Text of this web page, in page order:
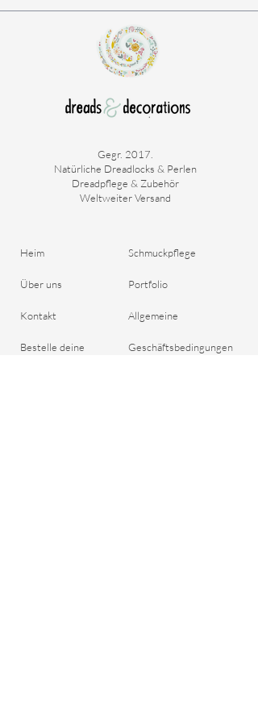
Verzierungen in 5 Farben an.
Haben Sie eine bestimmte Perle auf unserer
Website gesehen? Senden Sie uns eine E-Mail
Wir haben keine Warteliste für Clip-in-
Diese können daher sofort versendet
werden.
Gegr. 2017.
Natürliche Dreadlocks & Perlen
Dreadpflege & Zubehör
Weltweiter Versand
Heim
Über uns
Kontakt
Bestelle deine
Schmuckpflege
Portfolio
Allgemeine
Geschäftsbedingungen